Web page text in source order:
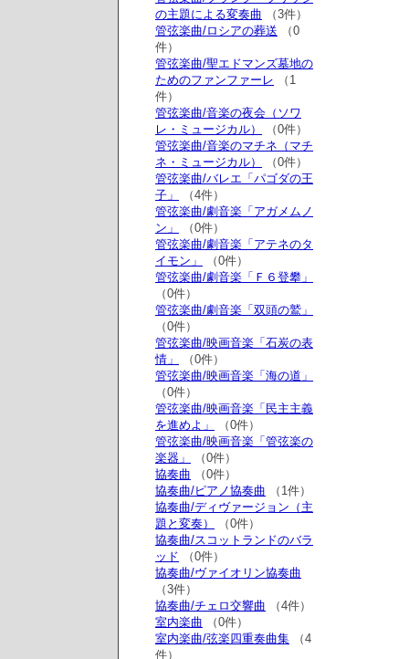
の主題による変奏曲 （3件）
管弦楽曲/ロシアの葬送 （0
件）
管弦楽曲/聖エドマンズ墓地の
ためのファンファーレ （1
件）
管弦楽曲/音楽の夜会（ソワ
レ・ミュージカル）
（0件）
管弦楽曲/音楽のマチネ（マチ
ネ・ミュージカル）
（0件）
管弦楽曲/バレエ「パゴダの王
子」
（4件）
管弦楽曲/劇音楽「アガメムノ
ン」
（0件）
管弦楽曲/劇音楽「アテネのタ
イモン」
（0件）
管弦楽曲/劇音楽「Ｆ６登攀」
（0件）
管弦楽曲/劇音楽「双頭の鷲」
（0件）
管弦楽曲/映画音楽「石炭の表
情」
（0件）
管弦楽曲/映画音楽「海の道」
（0件）
管弦楽曲/映画音楽「民主主義
を進めよ」
（0件）
管弦楽曲/映画音楽「管弦楽の
楽器」
（0件）
協奏曲 （0件）
協奏曲/ピアノ協奏曲 （1件）
協奏曲/ディヴァージョン（主
題と変奏）
（0件）
協奏曲/スコットランドのバラ
ッド （0件）
協奏曲/ヴァイオリン協奏曲
（3件）
協奏曲/チェロ交響曲 （4件）
室内楽曲 （0件）
室内楽曲/弦楽四重奏曲集 （4
件）